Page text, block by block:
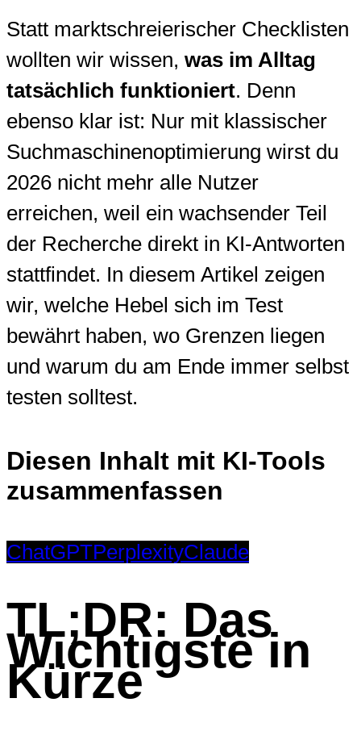
Statt marktschreierischer Checklisten
wollten wir wissen, was im Alltag
tatsächlich funktioniert. Denn
ebenso klar ist: Nur mit klassischer
Suchmaschinenoptimierung wirst du
2026 nicht mehr alle Nutzer
erreichen, weil ein wachsender Teil
der Recherche direkt in KI-Antworten
stattfindet. In diesem Artikel zeigen
wir, welche Hebel sich im Test
bewährt haben, wo Grenzen liegen
und warum du am Ende immer selbst
testen solltest.
Diesen Inhalt mit KI-Tools
zusammenfassen
ChatGPTPerplexityClaude
TL;DR: Das
Wichtigste in
Kürze